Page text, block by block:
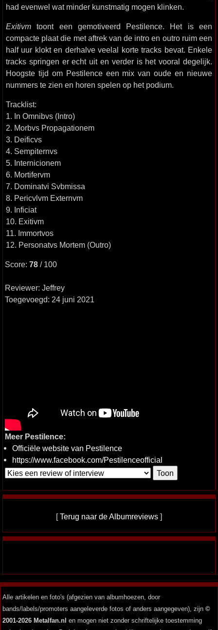
had evenwel wat minder kunstmatig mogen klinken.
Exitivm toont een gemotiveerd Pestilence. Het is een
compacte plaat die met aftrek van de intro en outro ruim een
half uur klokt en derhalve veelal korte tracks bevat. Enkele
tracks springen er echt uit en verder is het vooral degelijk.
Hoogste tijd om Pestilence een mix van oude en nieuwe
nummers te zien en horen spelen op het podium.
Tracklist:
1. In Omnibvs (Intro)
2. Morbvs Propagationem
3. Deificvs
4. Sempiternvs
5. Internicionem
6. Mortifervm
7. Dominatvi Svbmissa
8. Pericvlvm Externvm
9. Inficiat
10. Exitivm
11. Immortvos
12. Personatvs Mortem (Outro)
Score: 78 / 100
Reviewer: Jeffrey
Toegevoegd: 24 juni 2021
Meer Pestilence:
Officiële website van Pestilence
https://www.facebook.com/Pestilenceofficial
[Terug naar de Albumreviews ]
Alle artikelen en foto's (afgezien van albumhoezen, door
bands/labels/promoters aangeleverde fotos of anders aangegeven), zijn ©
2001-2026 Metalfan.nl en mogen niet zonder schriftelijke toestemming